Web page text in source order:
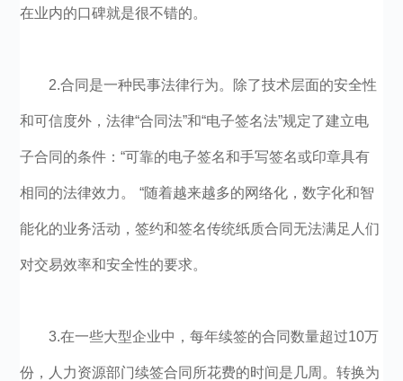
在业内的口碑就是很不错的。
2.合同是一种民事法律行为。除了技术层面的安全性
和可信度外，法律“合同法”和“电子签名法”规定了建立电
子合同的条件：“可靠的电子签名和手写签名或印章具有
相同的法律效力。 “随着越来越多的网络化，数字化和智
能化的业务活动，签约和签名传统纸质合同无法满足人们
对交易效率和安全性的要求。
3.在一些大型企业中，每年续签的合同数量超过10万
份，人力资源部门续签合同所花费的时间是几周。转换为